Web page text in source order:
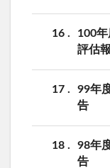
16
100
評估
17
99年
告
18
98年
告